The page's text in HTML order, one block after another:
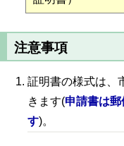
注意事項
証明書の様式は、
きます(申請書は
す)。